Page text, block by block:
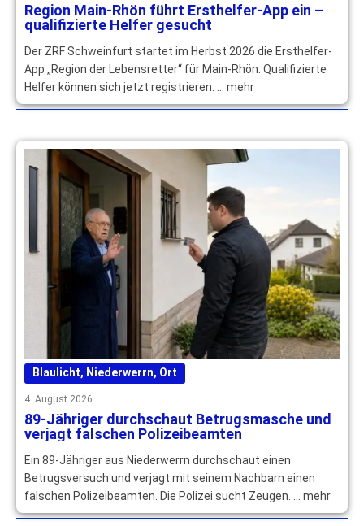
Region Main-Rhön führt Ersthelfer-App ein –
qualifizierte Helfer gesucht
Der ZRF Schweinfurt startet im Herbst 2026 die Ersthelfer-
App „Region der Lebensretter“ für Main-Rhön. Qualifizierte
Helfer können sich jetzt registrieren. … mehr
Blaulicht, Niederwerrn, Ort
4. August 2026
89-Jähriger durchschaut Betrugsmasche und
verjagt falschen Polizeibeamten
Ein 89-Jähriger aus Niederwerrn durchschaut einen
Betrugsversuch und verjagt mit seinem Nachbarn einen
falschen Polizeibeamten. Die Polizei sucht Zeugen. … mehr